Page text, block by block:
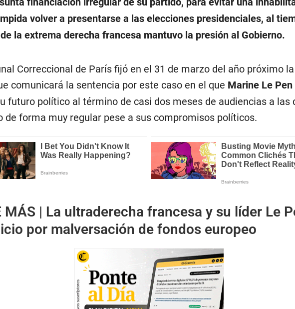
volver a presentarse a las elecciones presidenciales, al
la extrema derecha francesa mantuvo la presión al Gobierno.
Correccional de París fijó en el 31 de marzo del año próximo
comunicará la sentencia por este caso en el que Marine Le Pen
futuro político al término de casi dos meses de audiencias a las
de forma muy regular pese a sus compromisos políticos.
MÁS | La ultraderecha francesa y su líder Le
por malversación de fondos europeo